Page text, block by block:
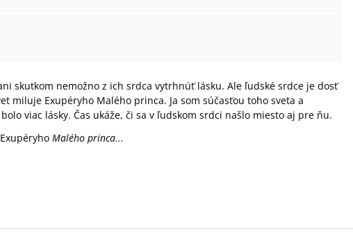
skutkom nemožno z ich srdca vytrhnúť lásku. Ale ľudské srdce je dosť
miluje Exupéryho Malého princa. Ja som súčasťou toho sveta a
viac lásky. Čas ukáže, či sa v ľudskom srdci našlo miesto aj pre ňu.
Malého princa...